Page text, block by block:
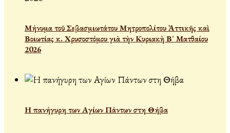
Μήνυμα τοῦ Σεβασμιωτάτου Μητροπολίτου Ἀττικῆς καὶ
Βοιωτίας κ. Χρυσοστόμου γιὰ τὴν Κυριακὴ Β´ Ματθαίου
2026
Η πανήγυρη των Αγίων Πάντων στη Θήβα